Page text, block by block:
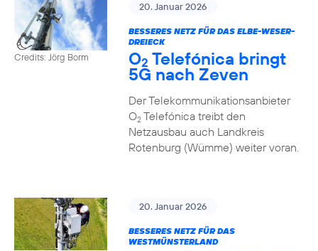
Credits: Jörg Borm
20. Januar 2026
BESSERES NETZ FÜR DAS ELBE-WESER-
DREIECK
O2 Telefónica bringt
5G nach Zeven
Der Telekommunikationsanbieter
O2Telefónica treibt den
Netzausbau auch Landkreis
Rotenburg (Wümme) weiter voran.
20. Januar 2026
BESSERES NETZ FÜR DAS
WESTMÜNSTERLAND